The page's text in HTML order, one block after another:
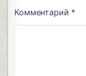
Комментарий *